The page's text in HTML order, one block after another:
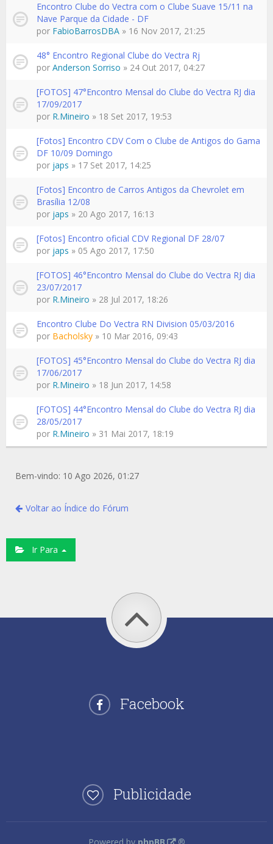
Encontro Clube do Vectra com o Clube Suave 15/11 na
Nave Parque da Cidade - DF
por FabioBarrosDBA » 16 Nov 2017, 21:25
48° Encontro Regional Clube do Vectra Rj
por Anderson Sorriso » 24 Out 2017, 04:27
[FOTOS] 47°Encontro Mensal do Clube do Vectra RJ dia
17/09/2017
por R.Mineiro » 18 Set 2017, 19:53
[Fotos] Encontro CDV Com o Clube de Antigos do Gama
DF 10/09 Domingo
por japs » 17 Set 2017, 14:25
[Fotos] Encontro de Carros Antigos da Chevrolet em
Brasília 12/08
por japs » 20 Ago 2017, 16:13
[Fotos] Encontro oficial CDV Regional DF 28/07
por japs » 05 Ago 2017, 17:50
[FOTOS] 46°Encontro Mensal do Clube do Vectra RJ dia
23/07/2017
por R.Mineiro » 28 Jul 2017, 18:26
Encontro Clube Do Vectra RN Division 05/03/2016
por Bacholsky » 10 Mar 2016, 09:43
[FOTOS] 45°Encontro Mensal do Clube do Vectra RJ dia
17/06/2017
por R.Mineiro » 18 Jun 2017, 14:58
[FOTOS] 44°Encontro Mensal do Clube do Vectra RJ dia
28/05/2017
por R.Mineiro » 31 Mai 2017, 18:19
Bem-vindo: 10 Ago 2026, 01:27
Voltar ao Índice do Fórum
Ir Para
Facebook
Publicidade